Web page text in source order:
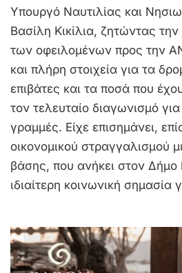
Υπουργό Ναυτιλίας και
Βασίλη Κικίλια, ζητώντας
των οφειλομένων προς την
και πλήρη στοιχεία για τα
επιβάτες και τα ποσά που
τον τελευταίο διαγωνισμό
γραμμές. Είχε επισημάνει,
οικονομικού στραγγαλισμού
βάσης, που ανήκει στον Δήμο
ιδιαίτερη κοινωνική σημασία